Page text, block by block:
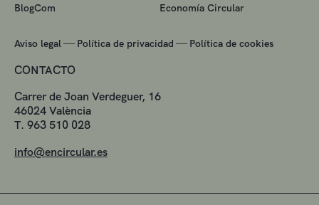
BlogCom
Economía Circular
Aviso legal — Política de privacidad — Política de cookies
CONTACTO
Carrer de Joan Verdeguer, 16
46024 València
T. 963 510 028
info@encircular.es